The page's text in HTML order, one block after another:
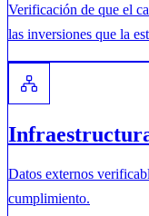
Verificación de que el
las inversiones que la
Datos externos
cumplimiento.